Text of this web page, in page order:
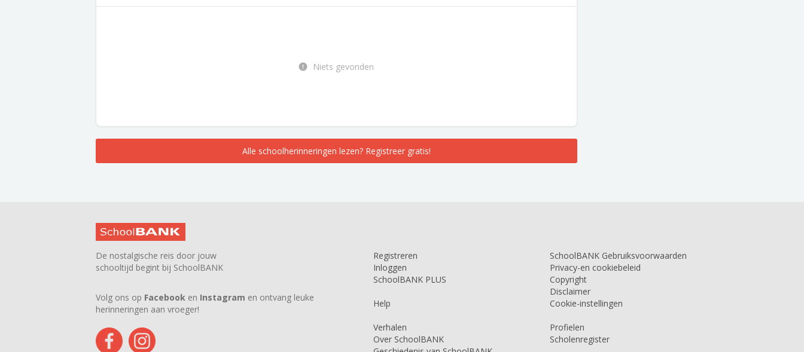
Niets gevonden
Alle schoolherinneringen lezen? Registreer gratis!
De nostalgische reis door jouw
schooltijd begint bij SchoolBANK
Volg ons op Facebook en Instagram en ontvang leuke
herinneringen aan vroeger!
Registreren
Inloggen
SchoolBANK PLUS
Help
Verhalen
Over SchoolBANK
SchoolBANK Gebruiksvoorwaarden
Privacy-en cookiebeleid
Copyright
Disclaimer
Cookie-instellingen
Profielen
Scholenregister